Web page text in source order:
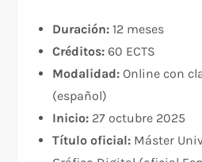
Duración: 12 meses
Créditos: 60 ECTS
Modalidad: Online con
(español)
Inicio: 27 octubre 2025
Título oficial: Máster